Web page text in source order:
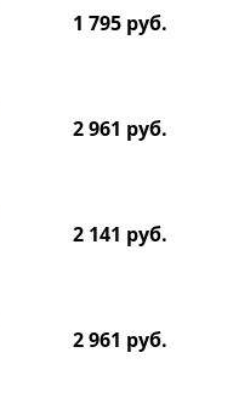
1 795 руб.
2 961 руб.
2 141 руб.
2 961 руб.